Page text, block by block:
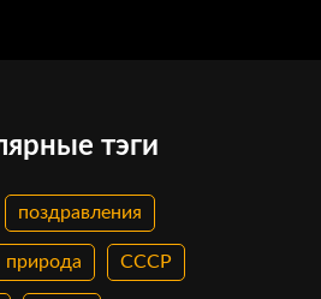
тэги
поздравления
природа СССР